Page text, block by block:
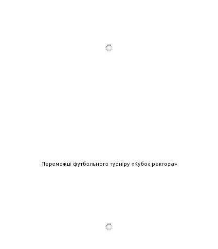
Переможці футбольного турніру «Кубок ректора»